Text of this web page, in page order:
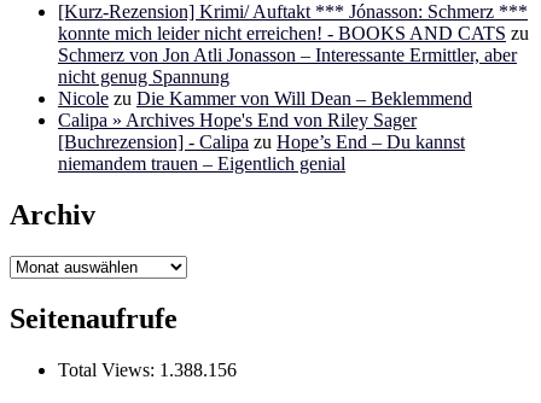
[Kurz-Rezension] Krimi/ Auftakt *** Jónasson: Schmerz ***
konnte mich leider nicht erreichen! - BOOKS AND CATS zu
Schmerz von Jon Atli Jonasson – Interessante Ermittler, aber
nicht genug Spannung
Nicole zu Die Kammer von Will Dean – Beklemmend
Calipa » Archives Hope's End von Riley Sager
[Buchrezension] - Calipa zu Hope’s End – Du kannst
niemandem trauen – Eigentlich genial
Archiv
Archiv
Seitenaufrufe
Total Views: 1.388.156